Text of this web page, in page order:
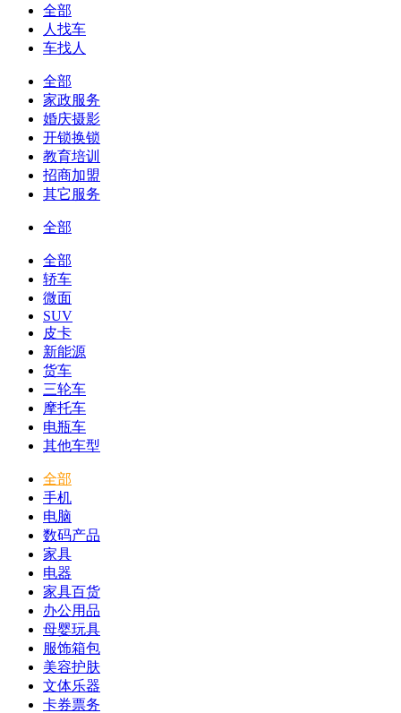
全部
人找车
车找人
全部
家政服务
婚庆摄影
开锁换锁
教育培训
招商加盟
其它服务
全部
全部
轿车
微面
SUV
皮卡
新能源
货车
三轮车
摩托车
电瓶车
其他车型
全部
手机
电脑
数码产品
家具
电器
家具百货
办公用品
母婴玩具
服饰箱包
美容护肤
文体乐器
卡券票务